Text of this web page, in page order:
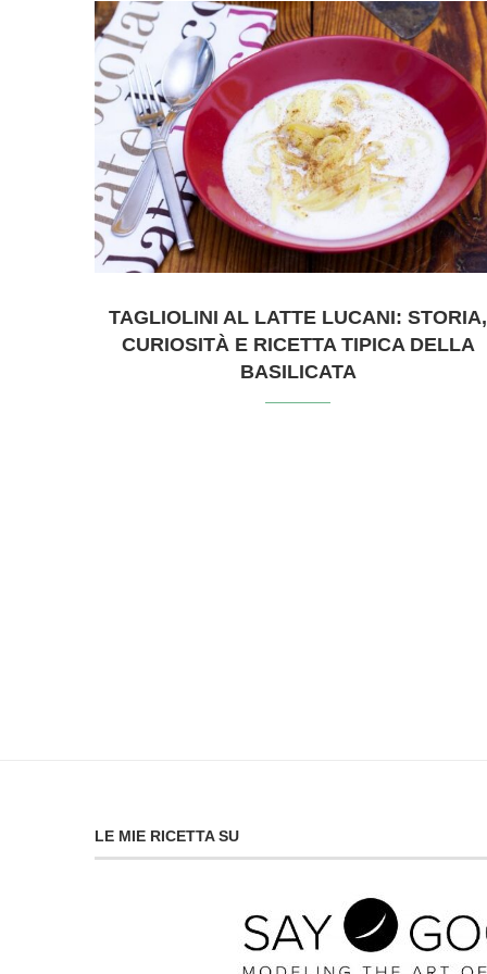
TAGLIOLINI AL LATTE LUCANI: STORIA,
CURIOSITÀ E RICETTA TIPICA DELLA
BASILICATA
LE MIE RICETTA SU